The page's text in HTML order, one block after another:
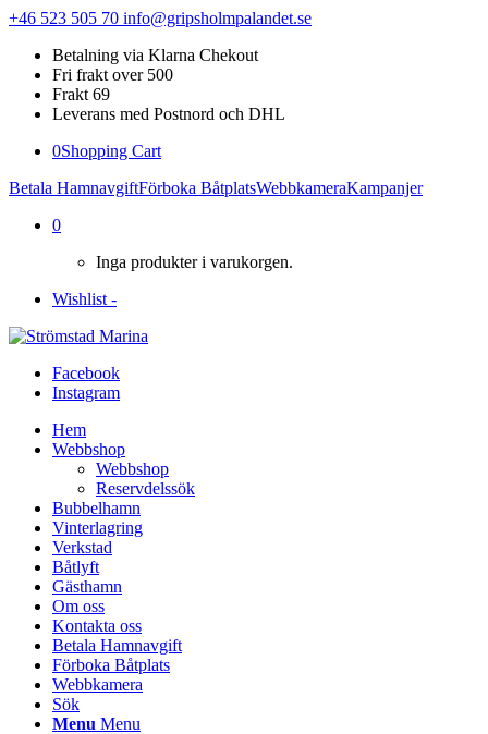
+46 523 505 70 info@gripsholmpalandet.se
Betalning via Klarna Chekout
Fri frakt over 500
Frakt 69
Leverans med Postnord och DHL
0Shopping Cart
Betala HamnavgiftFörboka BåtplatsWebbkameraKampanjer
0
Inga produkter i varukorgen.
Wishlist -
Facebook
Instagram
Hem
Webbshop
Webbshop
Reservdelssök
Bubbelhamn
Vinterlagring
Verkstad
Båtlyft
Gästhamn
Om oss
Kontakta oss
Betala Hamnavgift
Förboka Båtplats
Webbkamera
Sök
Menu Menu